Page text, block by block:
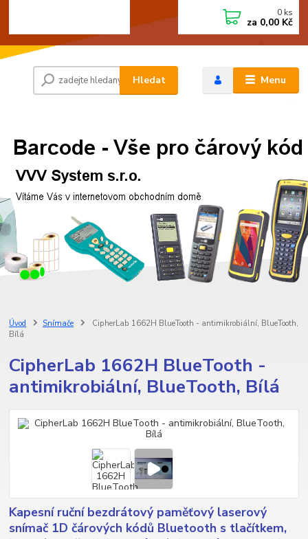
Menu
Hledat
0 ks
za 0,00 Kč
Úvod Snímače
CipherLab 1662H BlueTooth - antimikrobiální, BlueTooth,
Bílá
CipherLab 1662H BlueTooth -
antimikrobiální, BlueTooth, Bílá
Kapesní ruční bezdrátový paměťový laserový
snímač 1D čárových kódů Bluetooth s tlačítkem,